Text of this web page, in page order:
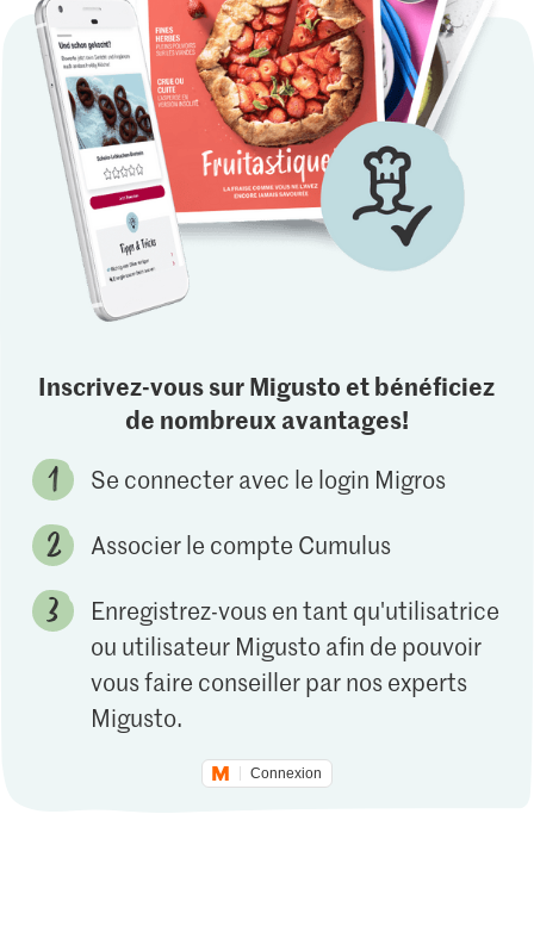
Inscrivez-vous sur Migusto et bénéficiez
de nombreux avantages!
Se connecter avec le login Migros
Associer le compte Cumulus
Enregistrez-vous en tant qu'utilisatrice
ou utilisateur Migusto afin de pouvoir
vous faire conseiller par nos experts
Migusto.
Connexion